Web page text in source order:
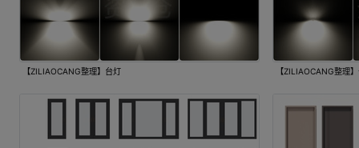
【ZILIAOCANG整理】台灯 【ZILIAOCANG整理